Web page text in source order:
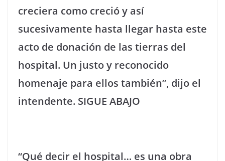
creciera como creció y así
sucesivamente hasta llegar hasta este
acto de donación de las tierras del
hospital. Un justo y reconocido
homenaje para ellos también”, dijo el
intendente. SIGUE ABAJO
“Qué decir el hospital… es una obra